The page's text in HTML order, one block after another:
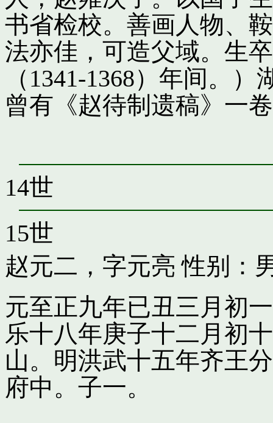
书省检校。善画人物、
法亦佳，可造父域。生
（1341-1368）年间。
曾有《赵待制遗稿》一
14世
15世
赵元二，字元亮 性别：
元至正九年已丑三月初
乐十八年庚子十二月初
山。明洪武十五年齐王
府中。子一。